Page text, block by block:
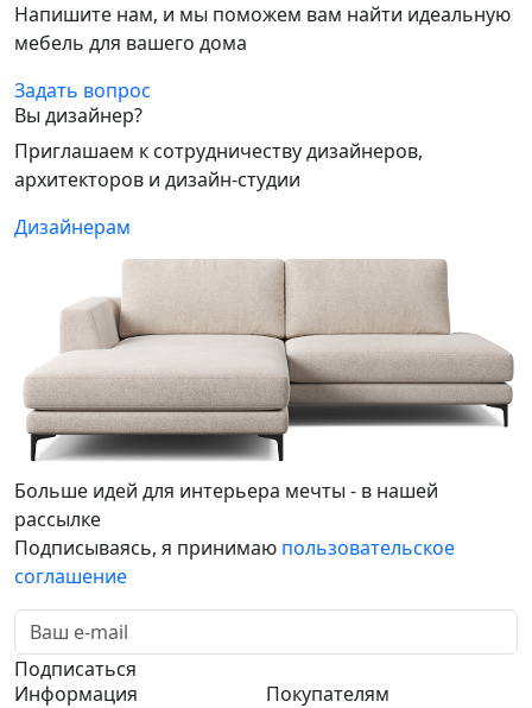
Напишите нам, и мы поможем вам найти идеальную
мебель для вашего дома
Задать вопрос
Вы дизайнер?
Приглашаем к сотрудничеству дизайнеров,
архитекторов и дизайн-студии
Дизайнерам
Больше идей для интерьера мечты - в нашей
рассылке
Подписываясь, я принимаю пользовательское
соглашение
Подписаться
Информация
Покупателям